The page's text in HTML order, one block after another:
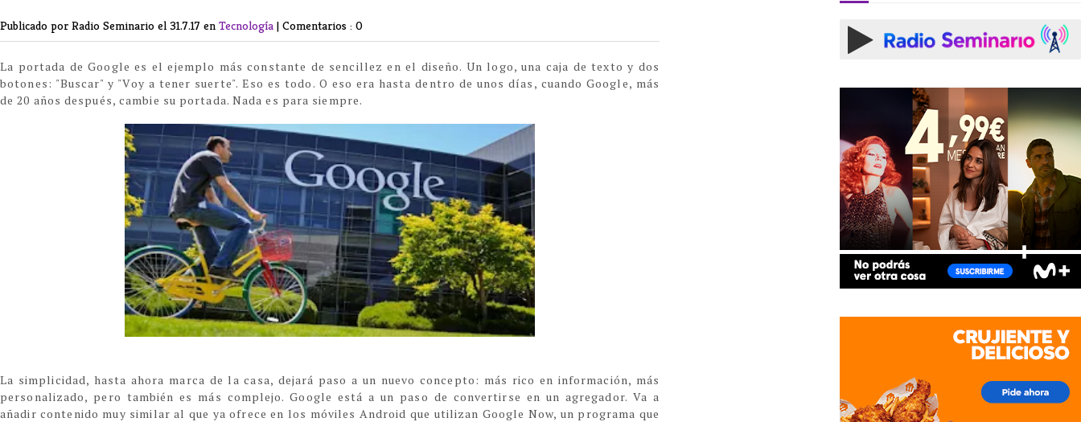
Publicado por Radio Seminario el 31.7.17 en Tecnología | Comentarios : 0
La portada de Google es el ejemplo más constante de sencillez en el diseño. Un logo, una caja de texto y dos
botones: "Buscar" y "Voy a tener suerte". Eso es todo. O eso era hasta dentro de unos días, cuando Google, más
de 20 años después, cambie su portada. Nada es para siempre.
La simplicidad, hasta ahora marca de la casa, dejará paso a un nuevo concepto: más rico en información, más
personalizado, pero también es más complejo. Google está a un paso de convertirse en un agregador. Va a
añadir contenido muy similar al que ya ofrece en los móviles Android que utilizan Google Now, un programa que